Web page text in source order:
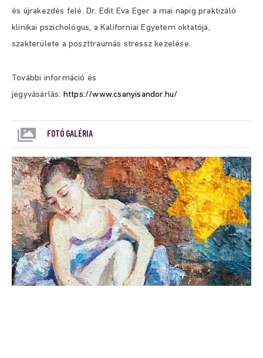
és újrakezdés felé. Dr. Edit Eva Eger a mai napig praktizáló
klinikai pszichológus, a Kaliforniai Egyetem oktatója,
szakterülete a poszttraumás stressz kezelése.
További információ és
jegyvásárlás: https://www.csanyisandor.hu/
FOTÓ GALÉRIA